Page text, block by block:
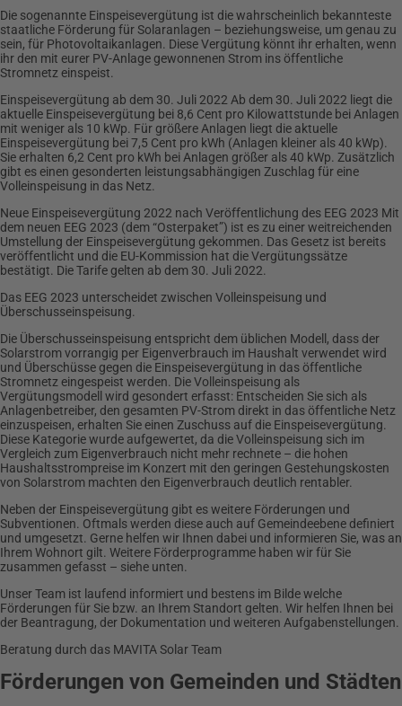
Die sogenannte Einspeisevergütung ist die wahrscheinlich bekannteste
staatliche Förderung für Solaranlagen – beziehungsweise, um genau zu
sein, für Photovoltaikanlagen. Diese Vergütung könnt ihr erhalten, wenn
ihr den mit eurer PV-Anlage gewonnenen Strom ins öffentliche
Stromnetz einspeist.
Einspeisevergütung ab dem 30. Juli 2022 Ab dem 30. Juli 2022 liegt die
aktuelle Einspeisevergütung bei 8,6 Cent pro Kilowattstunde bei Anlagen
mit weniger als 10 kWp. Für größere Anlagen liegt die aktuelle
Einspeisevergütung bei 7,5 Cent pro kWh (Anlagen kleiner als 40 kWp).
Sie erhalten 6,2 Cent pro kWh bei Anlagen größer als 40 kWp. Zusätzlich
gibt es einen gesonderten leistungsabhängigen Zuschlag für eine
Volleinspeisung in das Netz.
Neue Einspeisevergütung 2022 nach Veröffentlichung des EEG 2023 Mit
dem neuen EEG 2023 (dem “Osterpaket”) ist es zu einer weitreichenden
Umstellung der Einspeisevergütung gekommen. Das Gesetz ist bereits
veröffentlicht und die EU-Kommission hat die Vergütungssätze
bestätigt. Die Tarife gelten ab dem 30. Juli 2022.
Das EEG 2023 unterscheidet zwischen Volleinspeisung und
Überschusseinspeisung.
Die Überschusseinspeisung entspricht dem üblichen Modell, dass der
Solarstrom vorrangig per Eigenverbrauch im Haushalt verwendet wird
und Überschüsse gegen die Einspeisevergütung in das öffentliche
Stromnetz eingespeist werden. Die Volleinspeisung als
Vergütungsmodell wird gesondert erfasst: Entscheiden Sie sich als
Anlagenbetreiber, den gesamten PV-Strom direkt in das öffentliche Netz
einzuspeisen, erhalten Sie einen Zuschuss auf die Einspeisevergütung.
Diese Kategorie wurde aufgewertet, da die Volleinspeisung sich im
Vergleich zum Eigenverbrauch nicht mehr rechnete – die hohen
Haushaltsstrompreise im Konzert mit den geringen Gestehungskosten
von Solarstrom machten den Eigenverbrauch deutlich rentabler.
Neben der Einspeisevergütung gibt es weitere Förderungen und
Subventionen. Oftmals werden diese auch auf Gemeindeebene definiert
und umgesetzt. Gerne helfen wir Ihnen dabei und informieren Sie, was an
Ihrem Wohnort gilt. Weitere Förderprogramme haben wir für Sie
zusammen gefasst – siehe unten.
Unser Team ist laufend informiert und bestens im Bilde welche
Förderungen für Sie bzw. an Ihrem Standort gelten. Wir helfen Ihnen bei
der Beantragung, der Dokumentation und weiteren Aufgabenstellungen.
Beratung durch das MAVITA Solar Team
Förderungen von Gemeinden und Städten